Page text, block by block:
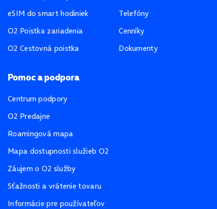
eSIM do smart hodiniek
O2 Poistka zariadenia
O2 Cestovná poistka
Telefóny
Cenníky
Dokumenty
Pomoc a podpora
Centrum podpory
O2 Predajne
Roamingová mapa
Mapa dostupnosti služieb O2
Záujem o O2 služby
Sťažnosti a vrátenie tovaru
Informácie pre používateľov